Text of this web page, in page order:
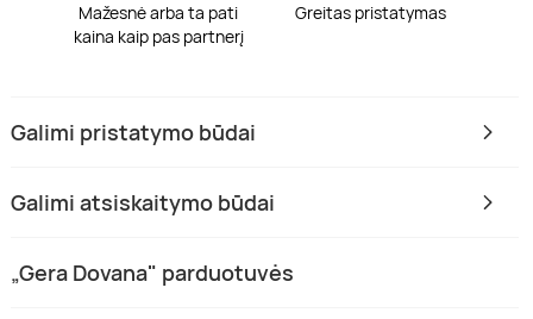
Mažesnė arba ta pati
kaina kaip pas partnerį
Greitas pristatymas
Galimi pristatymo būdai
Galimi atsiskaitymo būdai
„Gera Dovana" parduotuvės